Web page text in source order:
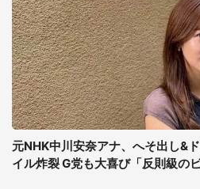
元NHK中川安奈アナ、へそ出し&
イル炸裂 G党も大喜び「反則級の